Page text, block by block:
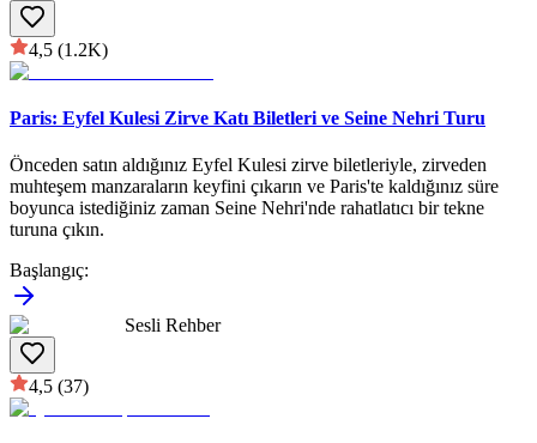
4,5 (1.2K)
Paris: Eyfel Kulesi Zirve Katı Biletleri ve Seine Nehri Turu
Önceden satın aldığınız Eyfel Kulesi zirve biletleriyle, zirveden
muhteşem manzaraların keyfini çıkarın ve Paris'te kaldığınız süre
boyunca istediğiniz zaman Seine Nehri'nde rahatlatıcı bir tekne
turuna çıkın.
Başlangıç:
Sesli Rehber
4,5 (37)